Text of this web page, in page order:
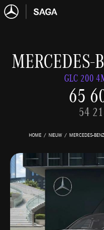
MERCEDES-
GLC 200
65
54
HOME NIEUW MERCEDES-